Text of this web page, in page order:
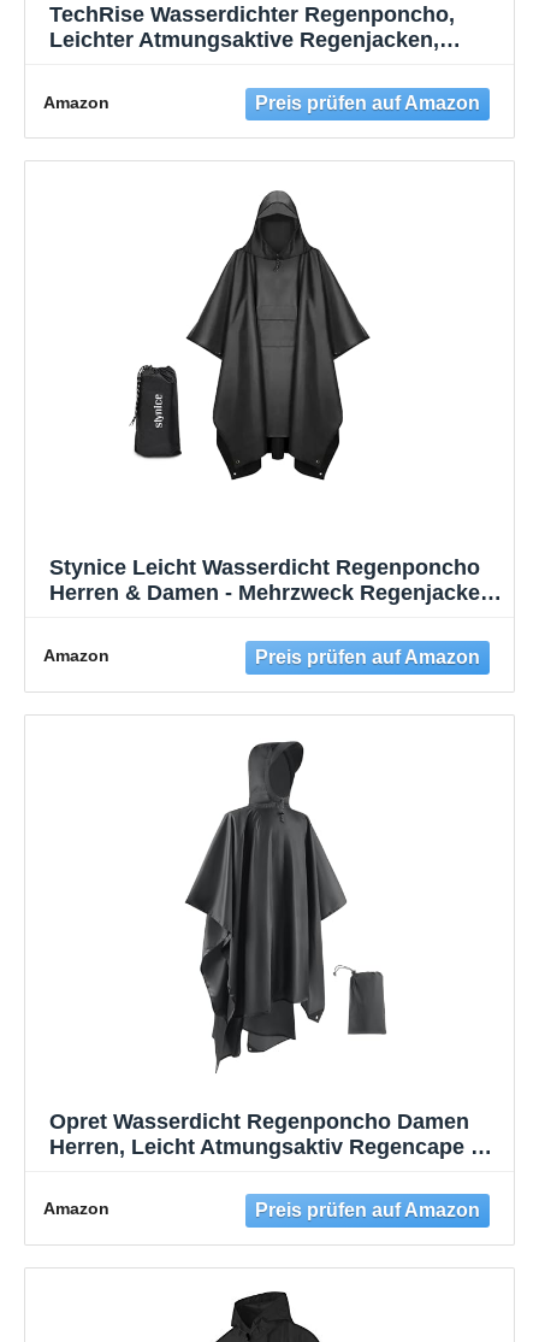
TechRise Wasserdichter Regenponcho,
Leichter Atmungsaktive Regenjacken,
Multifunktionale Wiederverwendbarer
Regenmantel für Wandern, Camping,
Angeln, Fahrrad
Amazon
Stynice Leicht Wasserdicht Regenponcho
Herren & Damen - Mehrzweck Regenjacke
Camping Wandern Hikking - Atmungsaktive
3in1 Regencape
Amazon
Opret Wasserdicht Regenponcho Damen
Herren, Leicht Atmungsaktiv Regencape 3-
Regenschutz Regen Poncho für Wandern
und Camping-Grau
Amazon